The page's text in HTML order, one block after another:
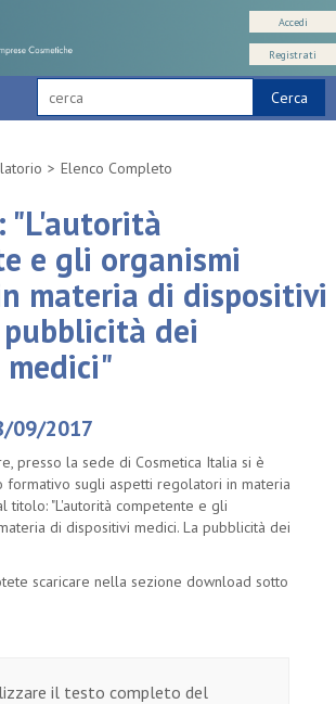
Cerca
Accedi
Registrati
Elenco Completo
"L'autorità
e gli organismi
materia di dispositivi
pubblicità dei
09/2017
presso la sede di Cosmetica Italia si è
sugli aspetti regolatori in materia
titolo: "L'autorità competente e gli
di dispositivi medici. La pubblicità dei
scaricare nella sezione download sotto
il testo completo del